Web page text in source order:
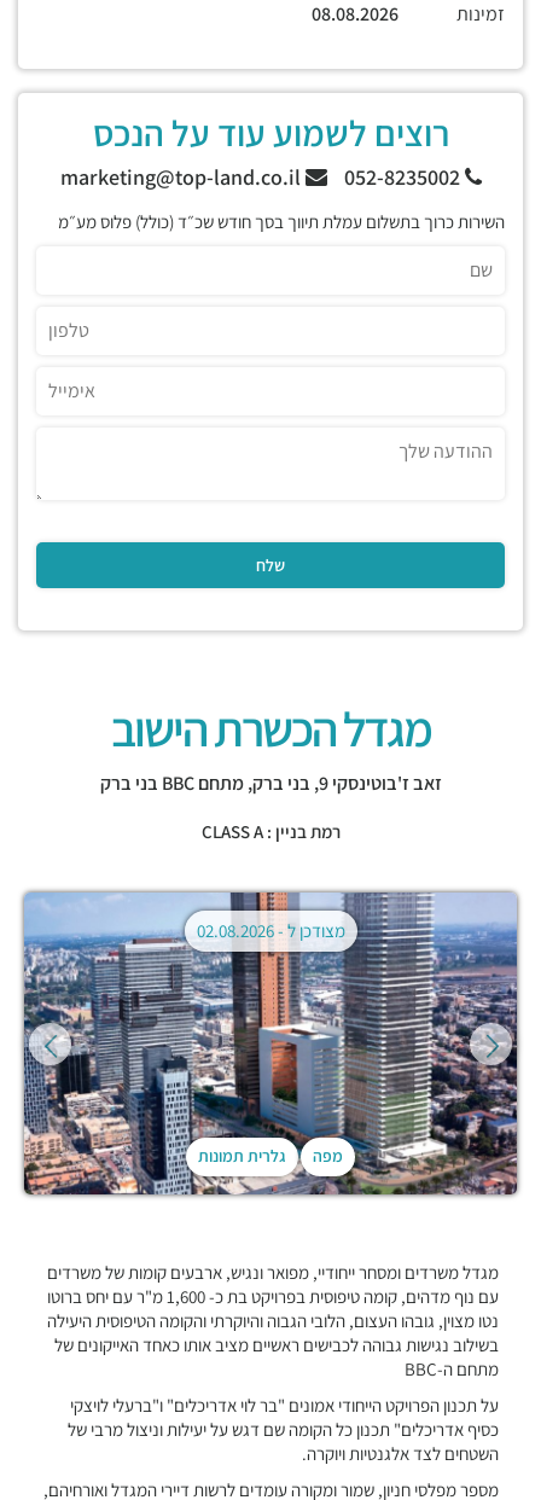
זמינות
רוצים לשמוע עוד על הנכס
052-8235002
השירות כרוך בתשלום עמלת תיווך בסך חודש שכ״ד (כולל) פלוס מע״מ
מגדל הכשרת הישוב
זאב ז'בוטינסקי 9, בני ברק,מתחם BBC בני ברק
רמת בניין : CLASS A
מפה גלרית תמונות
מצודכן ל -02.08.2026
מגדל משרדים ומסחר ייחודיי, מפואר ונגיש, ארבעים קומות של משרדים
עם נוף מדהים, קומה טיפוסית בפרויקט בת כ- 1,600 מ"ר עם יחס ברוטו
נטו מצוין, גובהו העצום, הלובי הגבוה והיוקרתי והקומה הטיפוסית היעילה
בשילוב נגישות גבוהה לכבישים ראשיים מציב אותו כאחד האייקונים של
מתחם ה-BBC
על תכנון הפרויקט הייחודי אמונים "בר לוי אדריכלים" ו"ברעלי לויצקי
כסיף אדריכלים" תכנון כל הקומה שם דגש על יעילות וניצול מרבי של
השטחים לצד אלגנטיות ויוקרה.
מספר מפלסי חניון, שמור ומקורה עומדים לרשות דיירי המגדל ואורחיהם,